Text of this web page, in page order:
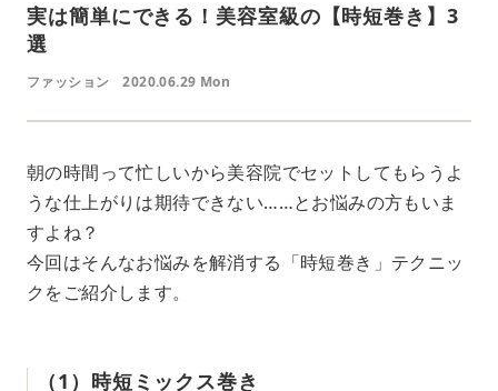
実は簡単にできる！美容室級の【時短巻き】3
選
ファッション 2020.06.29 Mon
朝の時間って忙しいから美容院でセットしてもらうよ
うな仕上がりは期待できない……とお悩みの方もいま
すよね？
今回はそんなお悩みを解消する「時短巻き」テクニッ
クをご紹介します。
（1）時短ミックス巻き